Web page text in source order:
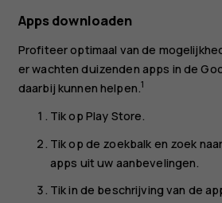
Apps downloaden
Profiteer optimaal van de
er wachten duizenden apps in de
daarbij kunnen helpen.1
Tik op Play Store.
Tik op de zoekbalk en zoek
apps uit uw aanbevelingen.
Tik in de beschrijving van de